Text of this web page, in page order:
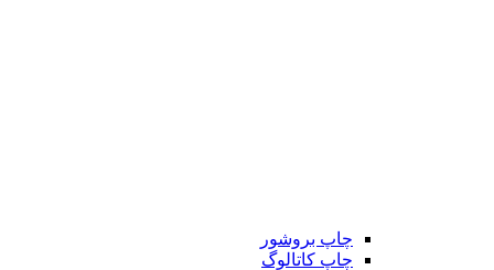
چاپ بروشور
چاپ کاتالوگ